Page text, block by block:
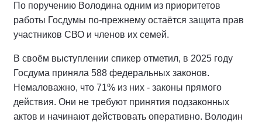
По поручению Володина одним из приоритетов
работы Госдумы по-прежнему остаётся защита прав
участников СВО и членов их семей.
В своём выступлении спикер отметил, в 2025 году
Госдума приняла 588 федеральных законов.
Немаловажно, что 71% из них - законы прямого
действия. Они не требуют принятия подзаконных
актов и начинают действовать оперативно. Володин